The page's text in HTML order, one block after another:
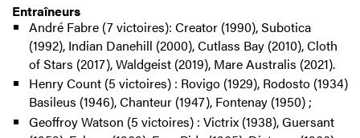
Entraîneurs
André Fabre (7 victoires): Creator (1990), Subotica
(1992), Indian Danehill (2000), Cutlass Bay (2010), Cloth
of Stars (2017), Waldgeist (2019), Mare Australis (2021).
Henry Count (5 victoires) : Rovigo (1929), Rodosto (1934)
Basileus (1946), Chanteur (1947), Fontenay (1950) ;
Geoffroy Watson (5 victoires) : Victrix (1938), Guersant